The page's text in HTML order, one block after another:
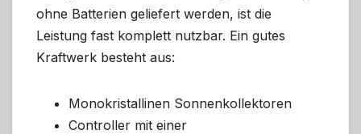
ohne Batterien geliefert werden, ist die
Leistung fast komplett nutzbar. Ein gutes
Kraftwerk besteht aus:
Monokristallinen Sonnenkollektoren
Controller mit einer